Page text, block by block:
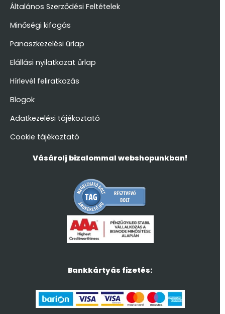
Általános Szerződési Feltételek
Minőségi kifogás
Panaszkezelési űrlap
Elállási nyilatkozat űrlap
Hírlevél feliratkozás
Blogok
Adatkezelési tájékoztató
Cookie tájékoztató
Vásárolj bizalommal webshopunkban!
Bankkártyás fizetés: